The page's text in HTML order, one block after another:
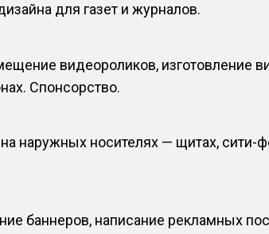
для газет и журналов.
видеороликов, изготовление
Спонсорство.
наружных носителях — щитах, сити-
баннеров, написание рекламных